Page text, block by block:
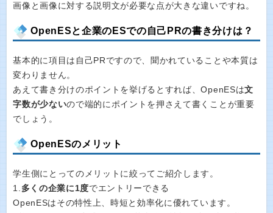
画像と画像に対する説明文が必要な点が大きな違いですね。
OpenESと企業のESでの自己PRの書き分けは？
基本的に項目は自己PRですので、聞かれていることや本質は
変わりません。
あえて書き分けのポイントを挙げるとすれば、OpenESは文
字数が少ないので端的にポイントを押さえて書くことが重要
でしょう。
OpenESのメリット
学生側にとってのメリットに絞ってご紹介します。
1. 多くの企業に1度でエントリーできる
OpenESはその特性上、時短と効率化に優れています。